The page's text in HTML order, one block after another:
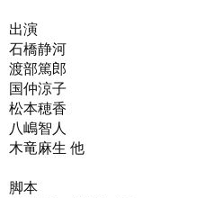
出演
石橋静河
渡部篤郎
国仲涼子
松本穂香
八嶋智人
木竜麻生 他
脚本